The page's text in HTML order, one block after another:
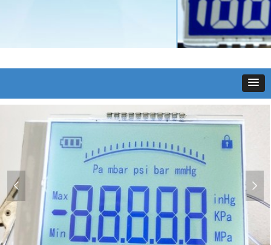
넳 넲